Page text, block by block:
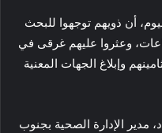
أن ذويهم توجهوا للبحث
وعثروا عليهم غرقى في
وإبلاغ الجهات المعنية
مدير الإدارة الصحية بجنوب